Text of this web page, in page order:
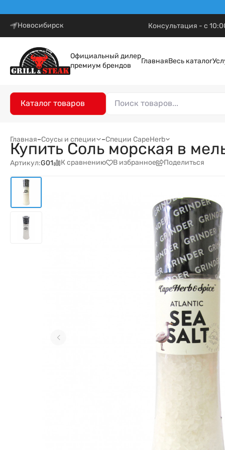
Новосибирск Консультация - с
Официальный дилер
премиум брендов
ГлавнаяВесь каталог
Каталог товаров
Главная–Соусы и специи –Специи CapeHerb
Купить Соль морская в
Артикул:G01 К сравнению В избранное Поделиться